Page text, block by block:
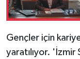
Gençler için
yaratılıyor. 'İzmir